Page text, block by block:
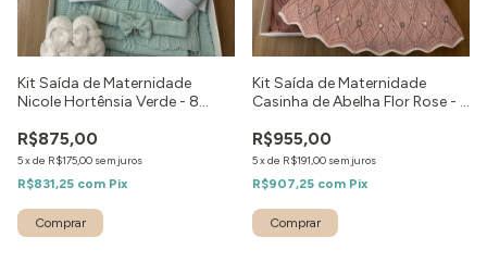
Kit Saída de Maternidade
Nicole Hortênsia Verde - 8
R$875,00
5xde R$175,00 sem juros
R$831,25 com Pix
Comprar
Kit Saída de Maternidade
Casinha de Abelha Flor Rose - 6
R$955,00
5xde R$191,00 sem juros
R$907,25 com Pix
Comprar